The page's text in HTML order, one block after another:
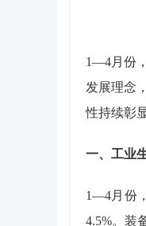
1—4月份
发展理念
性持续彰
一、工业
1—4月份
4.5%。装